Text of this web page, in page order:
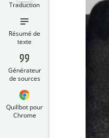
Traduction
Résumé de
texte
Générateur
de sources
Quillbot pour
Chrome